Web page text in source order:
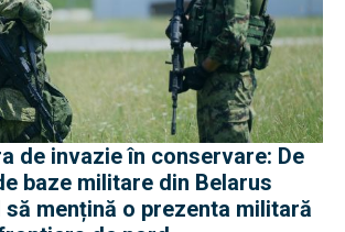
de invazie în conservare: De
baze militare din Belarus
să mențină o prezenta militară